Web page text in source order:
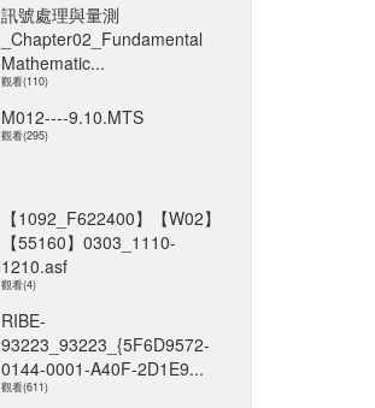
訊號處理與量測
_Chapter02_Fundamental
Mathematic...
觀看(110)
M012----9.10.MTS
觀看(295)
【1092_F622400】【W02】
【55160】0303_1110-
1210.asf
觀看(4)
RIBE-
93223_93223_{5F6D9572-
0144-0001-A40F-2D1E9...
觀看(611)